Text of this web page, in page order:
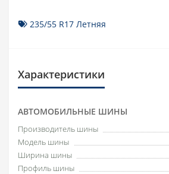
235/55 R17 Летняя
Характеристики
АВТОМОБИЛЬНЫЕ ШИНЫ
Производитель шины
Модель шины
Ширина шины
Профиль шины